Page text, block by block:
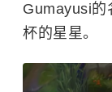
Gumayusi的
杯的星星。